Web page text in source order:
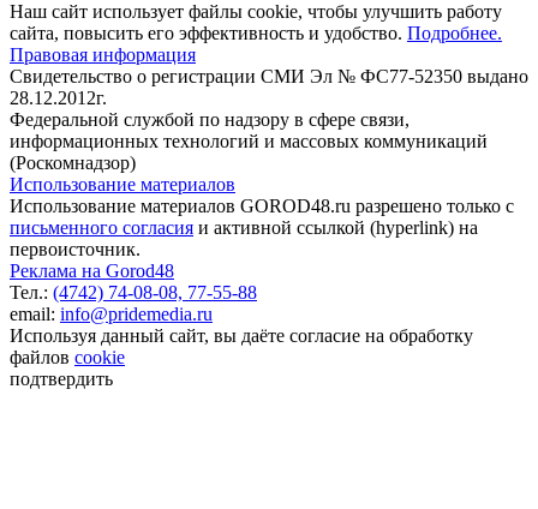
Наш сайт использует файлы cookie, чтобы улучшить работу
сайта, повысить его эффективность и удобство. Подробнее.
Правовая информация
Свидетельство о регистрации СМИ Эл № ФС77-52350 выдано
28.12.2012г.
Федеральной службой по надзору в сфере связи,
информационных технологий и массовых коммуникаций
(Роскомнадзор)
Использование материалов
Использование материалов GOROD48.ru разрешено только с
письменного согласия и активной ссылкой (hyperlink) на
первоисточник.
Реклама на Gorod48
Тел.: (4742) 74-08-08, 77-55-88
email: info@pridemedia.ru
Используя данный сайт, вы даёте согласие на обработку
файлов cookie
подтвердить